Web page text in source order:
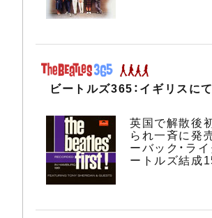
ビートルズ365：イギリスに
英国で解散後
られ一斉に発
ーバック・ラ
ートルズ結成